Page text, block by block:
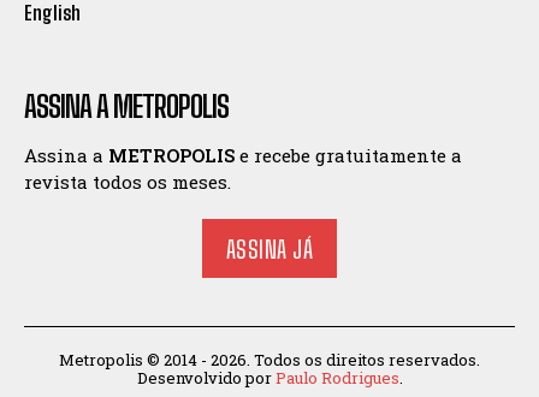
English
ASSINA A METROPOLIS
Assina a METROPOLIS e recebe gratuitamente a
revista todos os meses.
ASSINA JÁ
Metropolis © 2014 - 2026. Todos os direitos reservados.
Desenvolvido porPaulo Rodrigues.